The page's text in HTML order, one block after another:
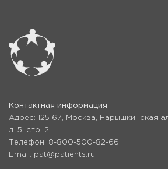
Контактная информация
Адрес: 125167, Москва, Нарышкинская
д. 5, стр. 2
Телефон: 8-800-500-82-66
Email: pat@patients.ru